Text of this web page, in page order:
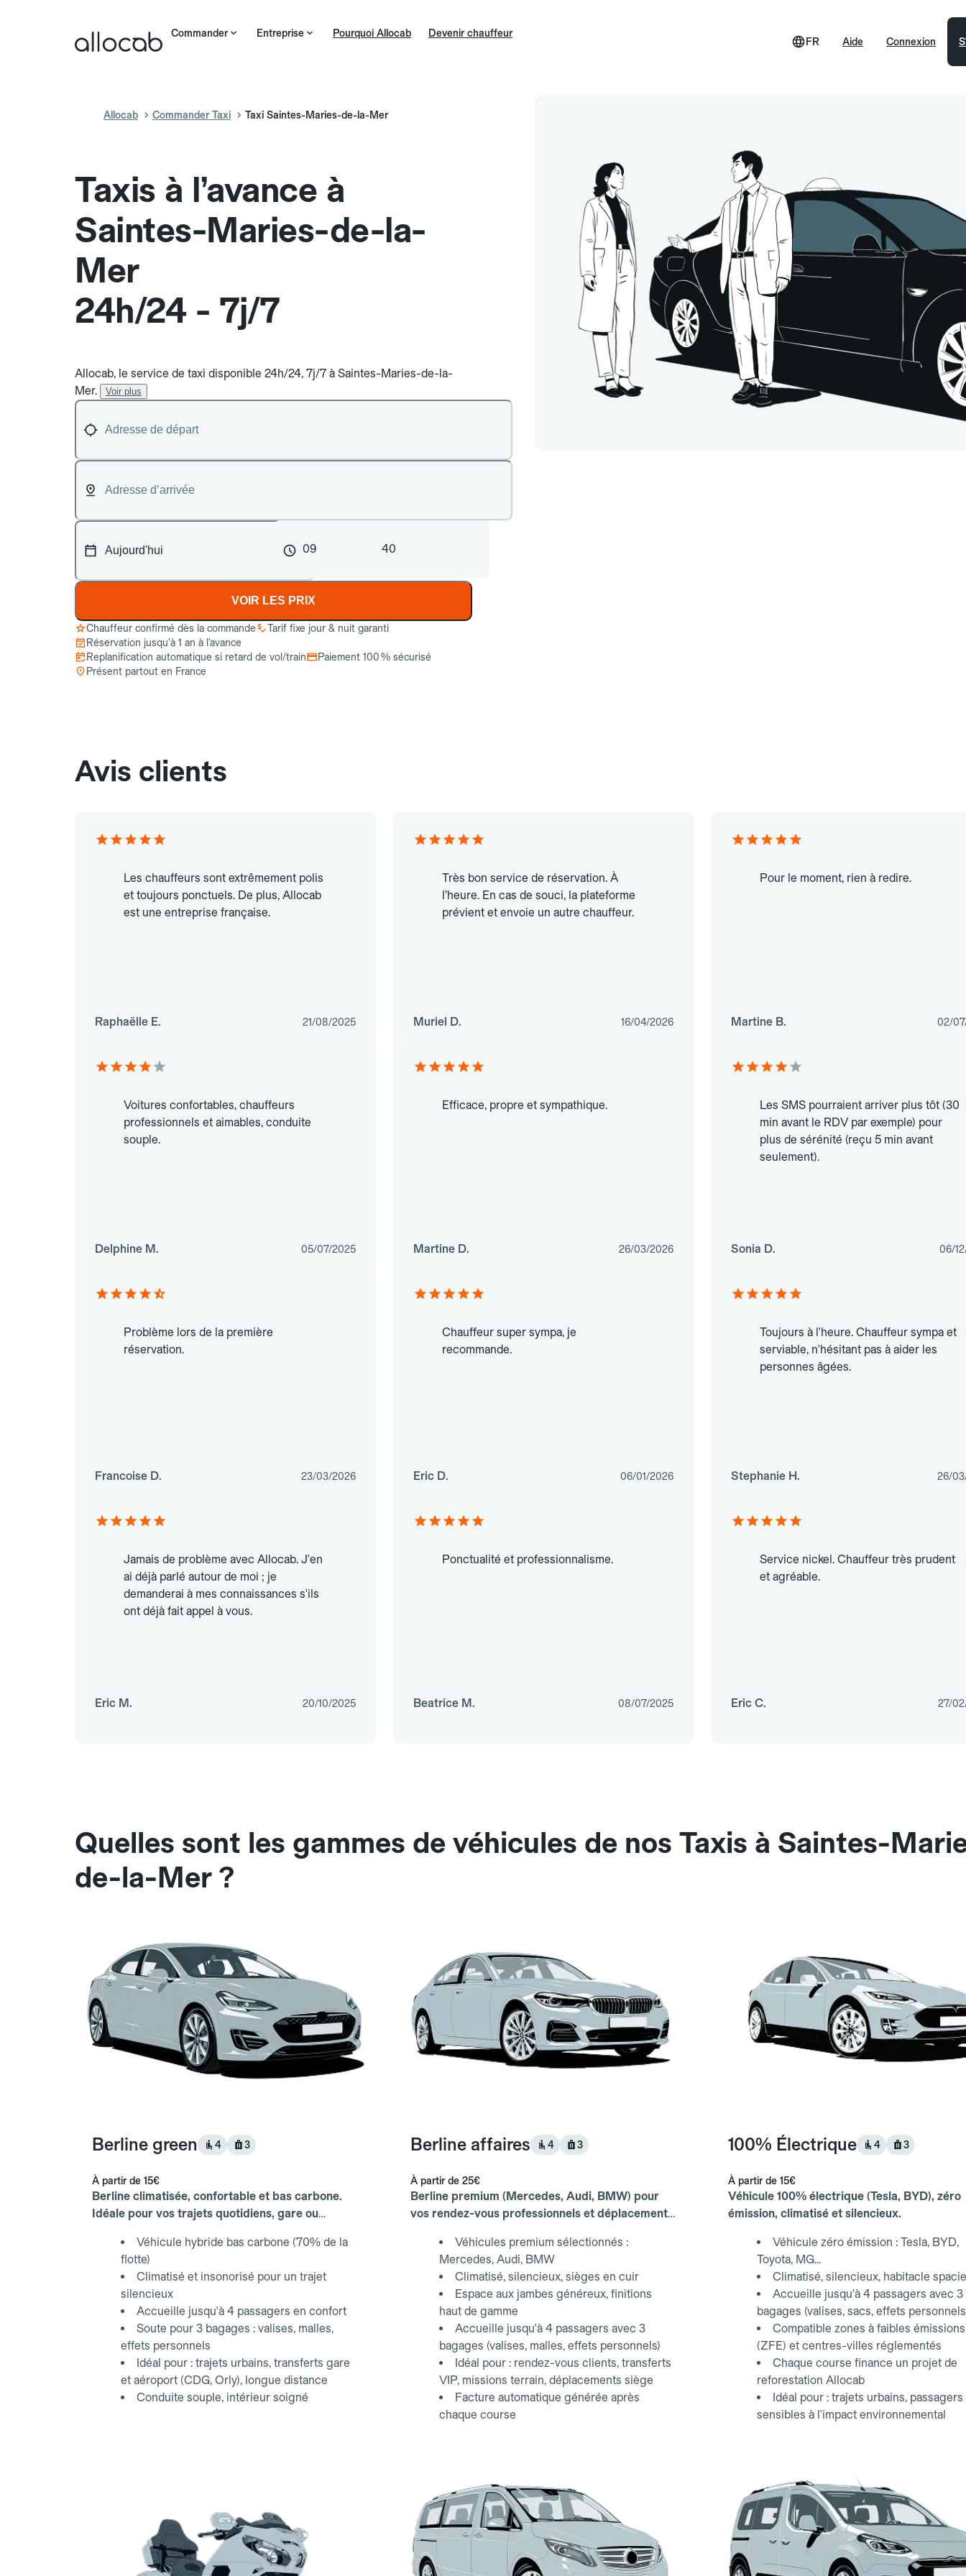
Commander Entreprise Pourquoi Allocab Devenir chauffeur
Aide
FR Connexion
Allocab Commander Taxi Taxi Saintes-Maries-de-la-Mer
Taxis à l’avance à
Saintes-Maries-de-la-
Mer
24h/24 - 7j/7
Allocab, le service de taxi disponible 24h/24, 7j/7 à Saintes-Maries-de-la-
Mer.
Voir plus
09 40
VOIR LES PRIX
Chauffeur confirmé dès la commande
Tarif fixe jour & nuit garanti
Réservation jusqu’à 1 an à l’avance
Replanification automatique si retard de vol/train
Paiement 100 % sécurisé
Présent partout en France
Avis clients
Les chauffeurs sont extrêmement polis
et toujours ponctuels. De plus, Allocab
est une entreprise française.
Raphaëlle E. 21/08/2025
Très bon service de réservation. À
l’heure. En cas de souci, la plateforme
prévient et envoie un autre chauffeur.
Muriel D. 16/04/2026
Pour le moment, rien à redire.
Martine B. 02/
Voitures confortables, chauffeurs
professionnels et aimables, conduite
souple.
Delphine M. 05/07/2025
Efficace, propre et sympathique.
Martine D. 26/03/2026
Les SMS pourraient arriver plus tôt (30
min avant le RDV par exemple) pour
plus de sérénité (reçu 5 min avant
seulement).
Sonia D. 06/
Problème lors de la première
réservation.
Francoise D. 23/03/2026
Chauffeur super sympa, je
recommande.
Eric D. 06/01/2026
Toujours à l'heure. Chauffeur sympa et
serviable, n'hésitant pas à aider les
personnes âgées.
Stephanie H. 26/
Jamais de problème avec Allocab. J'en
ai déjà parlé autour de moi ; je
demanderai à mes connaissances s'ils
ont déjà fait appel à vous.
Eric M. 20/10/2025
Ponctualité et professionnalisme.
Beatrice M. 08/07/2025
Service nickel. Chauffeur très prudent
et agréable.
Eric C. 27/
Quelles sont les gammes de véhicules de nos Taxis à Saintes-
de-la-Mer ?
Berline green 4 3
À partir de 15€
Berline climatisée, confortable et bas carbone.
Idéale pour vos trajets quotidiens, gare ou
Véhicule hybride bas carbone (70% de la
flotte)
Climatisé et insonorisé pour un trajet
silencieux
Accueille jusqu'à 4 passagers en confort
Soute pour 3 bagages : valises, malles,
effets personnels
Idéal pour : trajets urbains, transferts gare
et aéroport (CDG, Orly), longue distance
Conduite souple, intérieur soigné
Berline affaires 4 3
À partir de 25€
Berline premium (Mercedes, Audi, BMW) pour
vos rendez-vous professionnels et déplacements
Véhicules premium sélectionnés :
Mercedes, Audi, BMW
Climatisé, silencieux, sièges en cuir
Espace aux jambes généreux, finitions
haut de gamme
Accueille jusqu'à 4 passagers avec 3
bagages (valises, malles, effets personnels)
Idéal pour : rendez-vous clients, transferts
VIP, missions terrain, déplacements siège
Facture automatique générée après
chaque course
100% Électrique 4 3
À partir de 15€
Véhicule 100% électrique (Tesla, BYD), zéro
émission, climatisé et silencieux.
Véhicule zéro émission : Tesla, BYD,
Toyota, MG...
Climatisé, silencieux, habitacle
Accueille jusqu'à 4 passagers avec 3
bagages (valises, sacs, effets
Compatible zones à faibles émissions
(ZFE) et centres-villes réglementés
Chaque course finance un projet de
reforestation Allocab
Idéal pour : trajets urbains, passagers
sensibles à l'impact environnemental